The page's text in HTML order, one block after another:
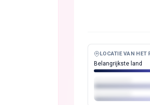
LOCATIE VAN HET
Belangrijkste land